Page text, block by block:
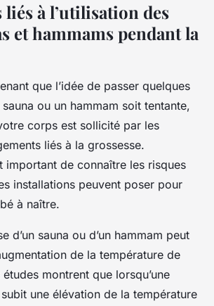
liés à l’utilisation des
et hammams pendant la
que l’idée de passer quelques
ou un hammam soit tentante,
corps est sollicité par les
liés à la grossesse.
important de connaître les risques
installations peuvent poser pour
à naître.
d’un sauna ou d’un hammam peut
de la température de
montrent que lorsqu’une
une élévation de la température